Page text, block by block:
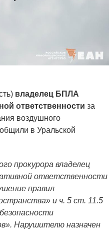
владелец БПЛА
ответственности за
воздушного
в Уральской
прокурора владелец
ответственности
правил
и ч. 5 ст. 11.5
Нарушителю назначен